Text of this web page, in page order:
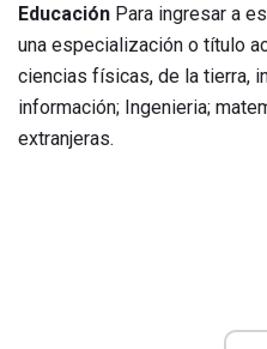
Educación Para ingresar a
una especialización o título
ciencias físicas, de la tierra,
información; Ingenieria;
extranjeras.